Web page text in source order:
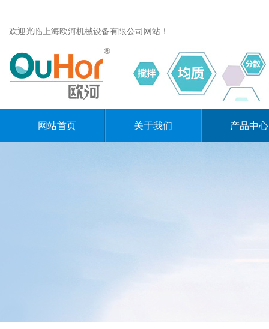
欢迎光临上海欧河机械设备有限公司网站！
网站首页 关于我们 产品中心